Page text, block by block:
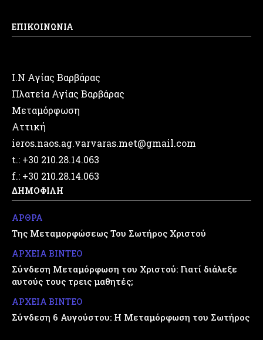
ΕΠΙΚΟΙΝΩΝΙΑ
Ι.Ν Αγίας Βαρβάρας
Πλατεία Αγίας Βαρβάρας
Μεταμόρφωση
Αττική
ieros.naos.ag.varvaras.met@gmail.com
t.: +30 210.28.14.063
f.: +30 210.28.14.063
ΔΗΜΟΦΙΛΗ
ΑΡΘΡΑ
Της Μεταμορφώσεως Του Σωτήρος Χριστού
ΑΡΧΕΙΑ ΒΙΝΤΕΟ
Σύνδεση Μεταμόρφωση του Χριστού: Γιατί διάλεξε
αυτούς τους τρεις μαθητές;
ΑΡΧΕΙΑ ΒΙΝΤΕΟ
Σύνδεση 6 Αυγούστου: Η Μεταμόρφωση του Σωτήρος